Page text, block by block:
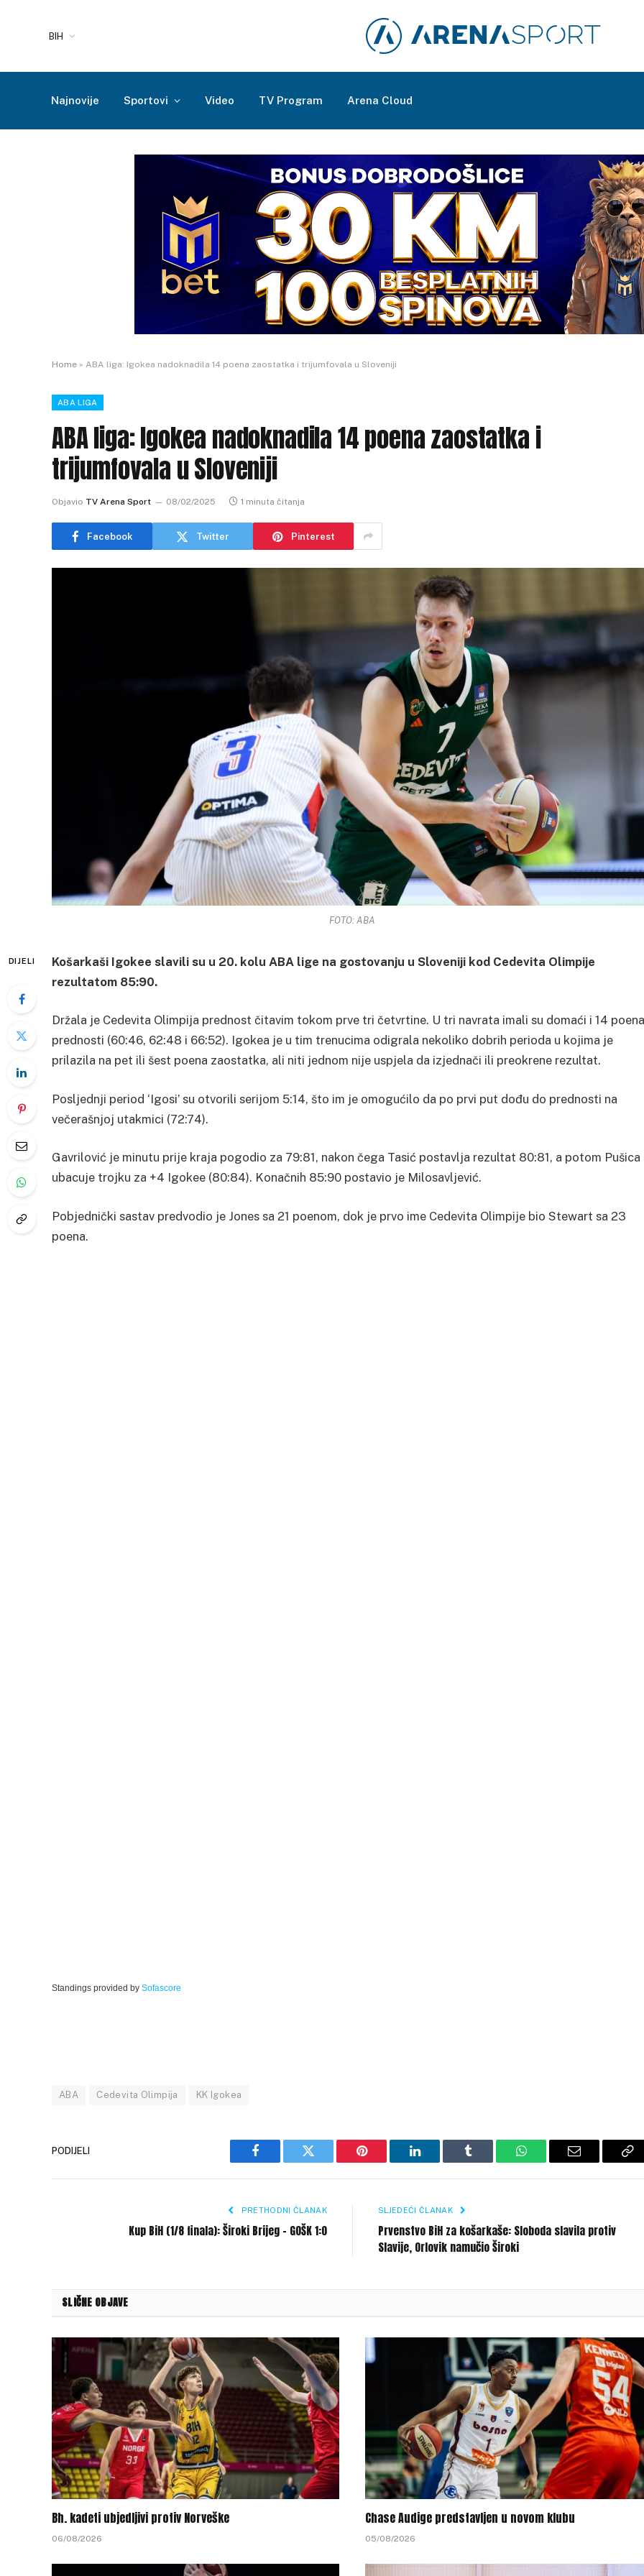
BIH
Najnovije Sportovi Video TV Program Arena Cloud
Home » ABA liga: Igokea nadoknadila 14 poena zaostatka i trijumfovala u Sloveniji
ABA LIGA
ABA liga: Igokea nadoknadila 14 poena zaostatka i
trijumfovala u Sloveniji
Objavio TV Arena Sport 08/02/2025 1 minuta čitanja
Facebook Twitter Pinterest
FOTO: ABA
DIJELI
Košarkaši Igokee slavili su u 20. kolu ABA lige na gostovanju u Sloveniji kod Cedevita Olimpije
rezultatom 85:90.
Držala je Cedevita Olimpija prednost čitavim tokom prve tri četvrtine. U tri navrata imali su domaći i 14 poena
prednosti (60:46, 62:48 i 66:52). Igokea je u tim trenucima odigrala nekoliko dobrih perioda u kojima je
prilazila na pet ili šest poena zaostatka, ali niti jednom nije uspjela da izjednači ili preokrene rezultat.
Posljednji period ‘Igosi’ su otvorili serijom 5:14, što im je omogućilo da po prvi put dođu do prednosti na
večerašnjoj utakmici (72:74).
Gavrilović je minutu prije kraja pogodio za 79:81, nakon čega Tasić postavlja rezultat 80:81, a potom Pušica
ubacuje trojku za +4 Igokee (80:84). Konačnih 85:90 postavio je Milosavljević.
Pobjednički sastav predvodio je Jones sa 21 poenom, dok je prvo ime Cedevita Olimpije bio Stewart sa 23
poena.
Standings provided by Sofascore
ABA Cedevita Olimpija KK Igokea
PODIJELI
Facebook Twitter Pinterest LinkedIn Tumblr WhatsAppEmail
PRETHODNI ČLANAK
Kup BiH (1/8 finala): Široki Brijeg – GOŠK 1:0
SLJEDEĆI ČLANAK
Prvenstvo BiH za košarkaše: Sloboda slavila protiv
Slavije, Orlovik namučio Široki
SLIČNE OBJAVE
Bh. kadeti ubjedljivi protiv Norveške
06/08/2026
Chase Audige predstavljen u novom klubu
05/08/2026